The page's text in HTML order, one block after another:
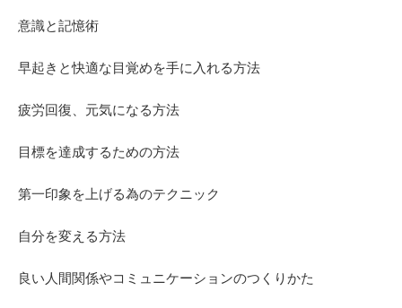
意識と記憶術
早起きと快適な目覚めを手に入れる方法
疲労回復、元気になる方法
目標を達成するための方法
第一印象を上げる為のテクニック
自分を変える方法
良い人間関係やコミュニケーションのつくりかた